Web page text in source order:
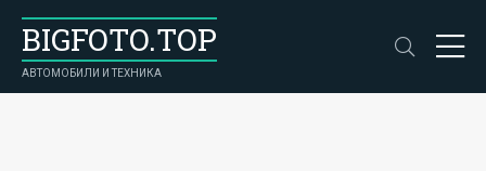
BIGFOTO.TOP
АВТОМОБИЛИ И ТЕХНИКА